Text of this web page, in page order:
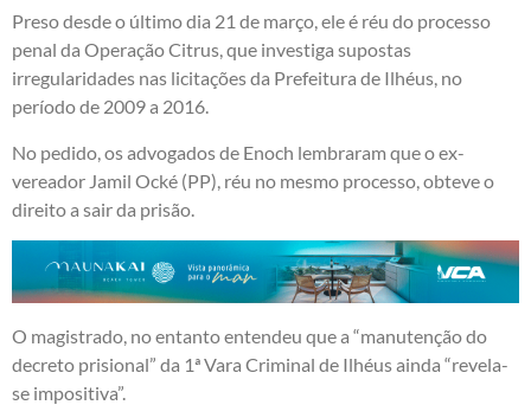
Preso desde o último dia 21 de março, ele é réu do processo
penal da Operação Citrus, que investiga supostas
irregularidades nas licitações da Prefeitura de Ilhéus, no
período de 2009 a 2016.
No pedido, os advogados de Enoch lembraram que o ex-
vereador Jamil Ocké (PP), réu no mesmo processo, obteve o
direito a sair da prisão.
O magistrado, no entanto entendeu que a “manutenção do
decreto prisional” da 1ª Vara Criminal de Ilhéus ainda “revela-
se impositiva”.